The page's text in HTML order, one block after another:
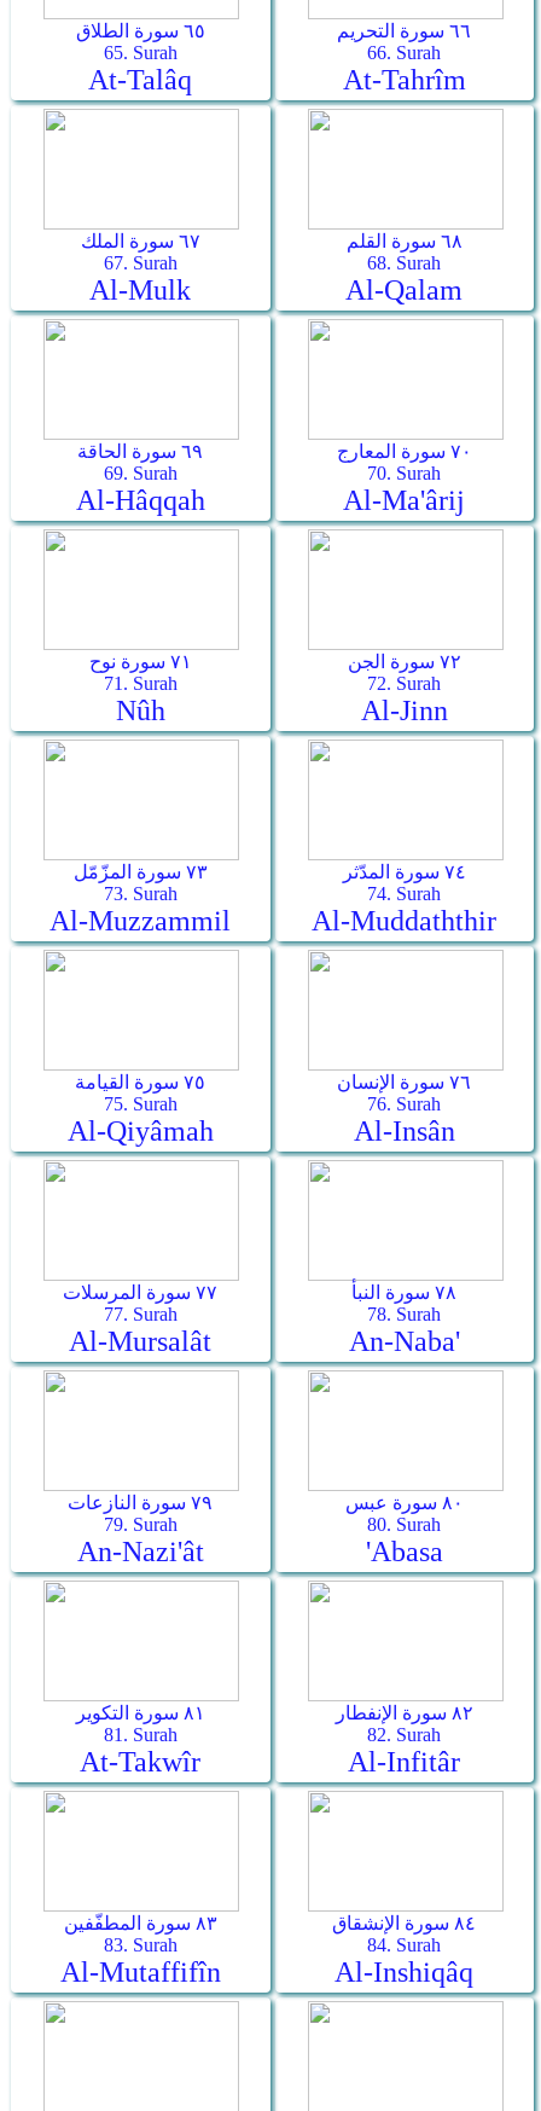
٦٥ سورة الطلاق
65. Surah
At-Talâq
٦٦ سورة التحريم
66. Surah
At-Tahrîm
٦٧ سورة الملك
67. Surah
Al-Mulk
٦٨ سورة القلم
68. Surah
Al-Qalam
٦٩ سورة الحاقة
69. Surah
Al-Hâqqah
٧٠ سورة المعارج
70. Surah
Al-Ma'ârij
٧١ سورة نوح
71. Surah
Nûh
٧٢ سورة الجن
72. Surah
Al-Jinn
٧٣ سورة المزّمّل
73. Surah
Al-Muzzammil
٧٤ سورة المدّثر
74. Surah
Al-Muddaththir
٧٥ سورة القيامة
75. Surah
Al-Qiyâmah
٧٦ سورة الإنسان
76. Surah
Al-Insân
٧٧ سورة المرسلات
77. Surah
Al-Mursalât
٧٨ سورة النبأ
78. Surah
An-Naba'
٧٩ سورة النازعات
79. Surah
An-Nazi'ât
٨٠ سورة عبس
80. Surah
'Abasa
٨١ سورة التكوير
81. Surah
At-Takwîr
٨٢ سورة الإنفطار
82. Surah
Al-Infitâr
٨٣ سورة المطفّفين
83. Surah
Al-Mutaffifîn
٨٤ سورة الإنشقاق
84. Surah
Al-Inshiqâq